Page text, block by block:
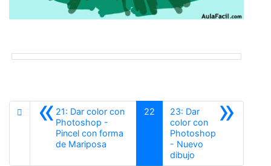
«21: Dar color con
Photoshop -
Pincel con forma
de Mariposa
22 »
23: Dar
color con
Photoshop
- Nuevo
dibujoSiguiente